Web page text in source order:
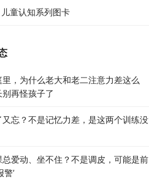
儿童认知系列图卡
里，为什么老大和老二注意力差这么
别再怪孩子了
又忘？不是记忆力差，是这两个训练没
总爱动、坐不住？不是调皮，可能是前
警’